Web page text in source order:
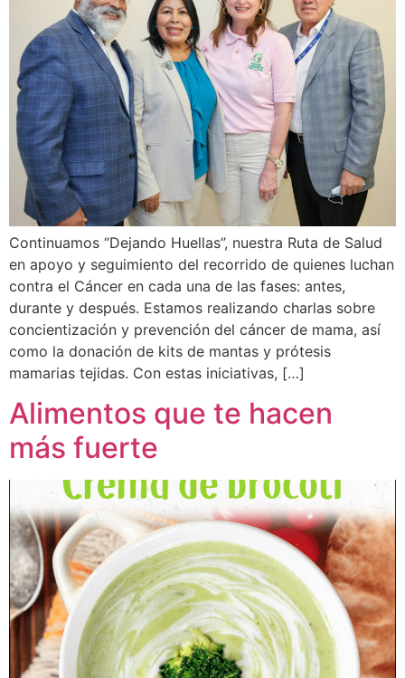
Continuamos “Dejando Huellas”, nuestra Ruta de Salud
en apoyo y seguimiento del recorrido de quienes luchan
contra el Cáncer en cada una de las fases: antes,
durante y después. Estamos realizando charlas sobre
concientización y prevención del cáncer de mama, así
como la donación de kits de mantas y prótesis
mamarias tejidas. Con estas iniciativas, […]
Alimentos que te hacen
más fuerte